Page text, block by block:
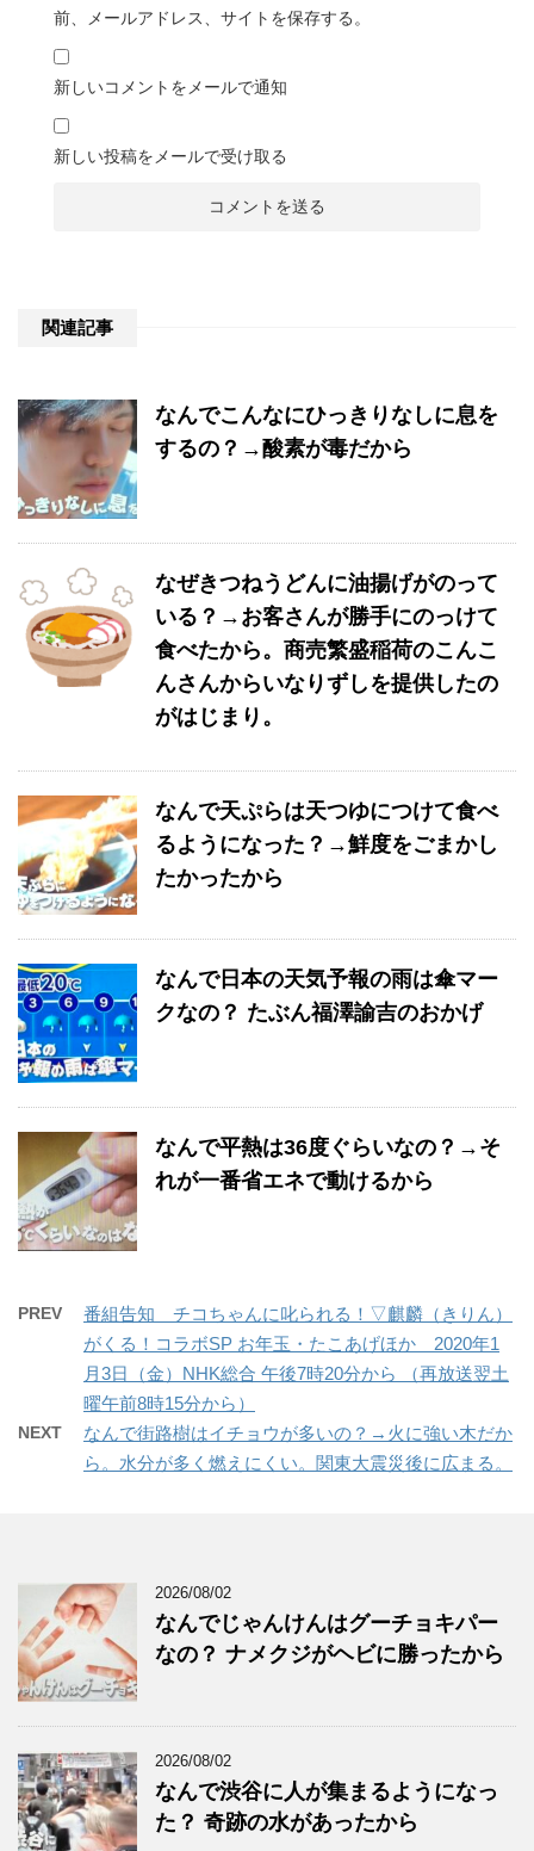
前、メールアドレス、サイトを保存する。
新しいコメントをメールで通知
新しい投稿をメールで受け取る
関連記事
なんでこんなにひっきりなしに息を
するの？→酸素が毒だから
なぜきつねうどんに油揚げがのって
いる？→お客さんが勝手にのっけて
食べたから。商売繁盛稲荷のこんこ
んさんからいなりずしを提供したの
がはじまり。
なんで天ぷらは天つゆにつけて食べ
るようになった？→鮮度をごまかし
たかったから
なんで日本の天気予報の雨は傘マー
クなの？ たぶん福澤諭吉のおかげ
なんで平熱は36度ぐらいなの？→そ
れが一番省エネで動けるから
PREV
番組告知 チコちゃんに叱られる！▽麒麟（きりん）
がくる！コラボSP お年玉・たこあげほか 2020年1
月3日（金）NHK総合 午後7時20分から （再放送翌土
曜午前8時15分から）
NEXT
なんで街路樹はイチョウが多いの？→火に強い木だか
ら。水分が多く燃えにくい。関東大震災後に広まる。
2026/08/02
なんでじゃんけんはグーチョキパー
なの？ ナメクジがヘビに勝ったから
2026/08/02
なんで渋谷に人が集まるようになっ
た？ 奇跡の水があったから